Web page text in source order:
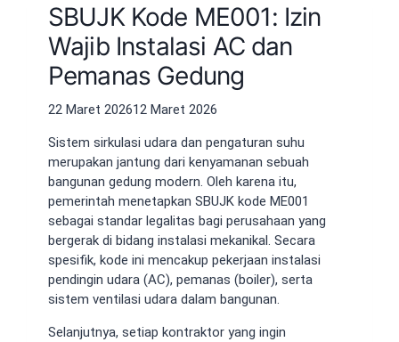
SBUJK Kode ME001: Izin
Wajib Instalasi AC dan
Pemanas Gedung
22 Maret 202612 Maret 2026
Sistem sirkulasi udara dan pengaturan suhu
merupakan jantung dari kenyamanan sebuah
bangunan gedung modern. Oleh karena itu,
pemerintah menetapkan SBUJK kode ME001
sebagai standar legalitas bagi perusahaan yang
bergerak di bidang instalasi mekanikal. Secara
spesifik, kode ini mencakup pekerjaan instalasi
pendingin udara (AC), pemanas (boiler), serta
sistem ventilasi udara dalam bangunan.
Selanjutnya, setiap kontraktor yang ingin